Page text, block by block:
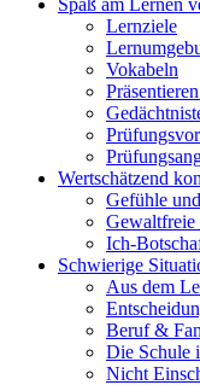
Spaß am Lernen
Lernziele
Vokabeln
Wertschätzend
Gefühle
Ich-
Schwierige
Aus dem
Beruf &
Die Schule
Nicht